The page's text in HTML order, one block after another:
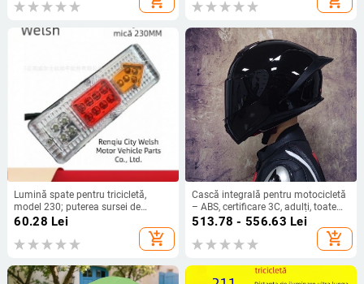
Lumină spate pentru tricicletă,
model 230; puterea sursei de
lumină 100; tensiune 12–60V;
60.28 Lei
add_shopping_cart
Cască integrală pentru motocicletă
– ABS, certificare 3C, adulți, toate
sezoanele, naveta
513.78 - 556.63 Lei
add_shopping_cart